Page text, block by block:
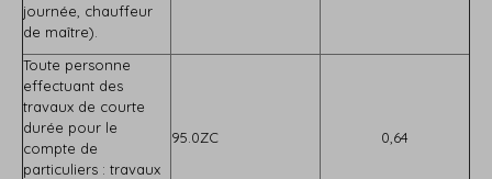
journée, chauffeur
de maître).
Toute personne
effectuant des
travaux de courte
durée pour le
compte de
particuliers : travaux
95.0ZC 0,64